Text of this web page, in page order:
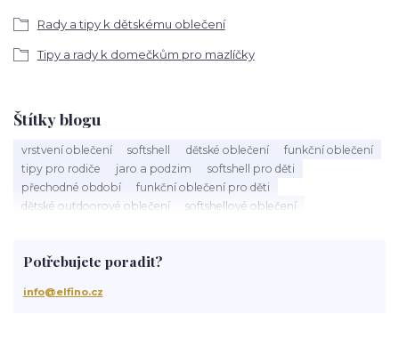
Rady a tipy k dětskému oblečení
Tipy a rady k domečkům pro mazlíčky
Štítky blogu
vrstvení oblečení softshell dětské oblečení
funkční oblečení
tipy pro rodiče
jaro a podzim
softshell pro děti
přechodné období
funkční oblečení pro děti
dětské outdoorové oblečení
softshellové oblečení
praní softshellu
údržba
podzimní oblečení pro děti
Potřebujete poradit?
info@elfino.cz